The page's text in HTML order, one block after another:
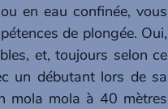
en eau confinée, vous
de plongée. Oui,
et, toujours selon ce
un débutant lors de sa
mola mola à 40 mètres